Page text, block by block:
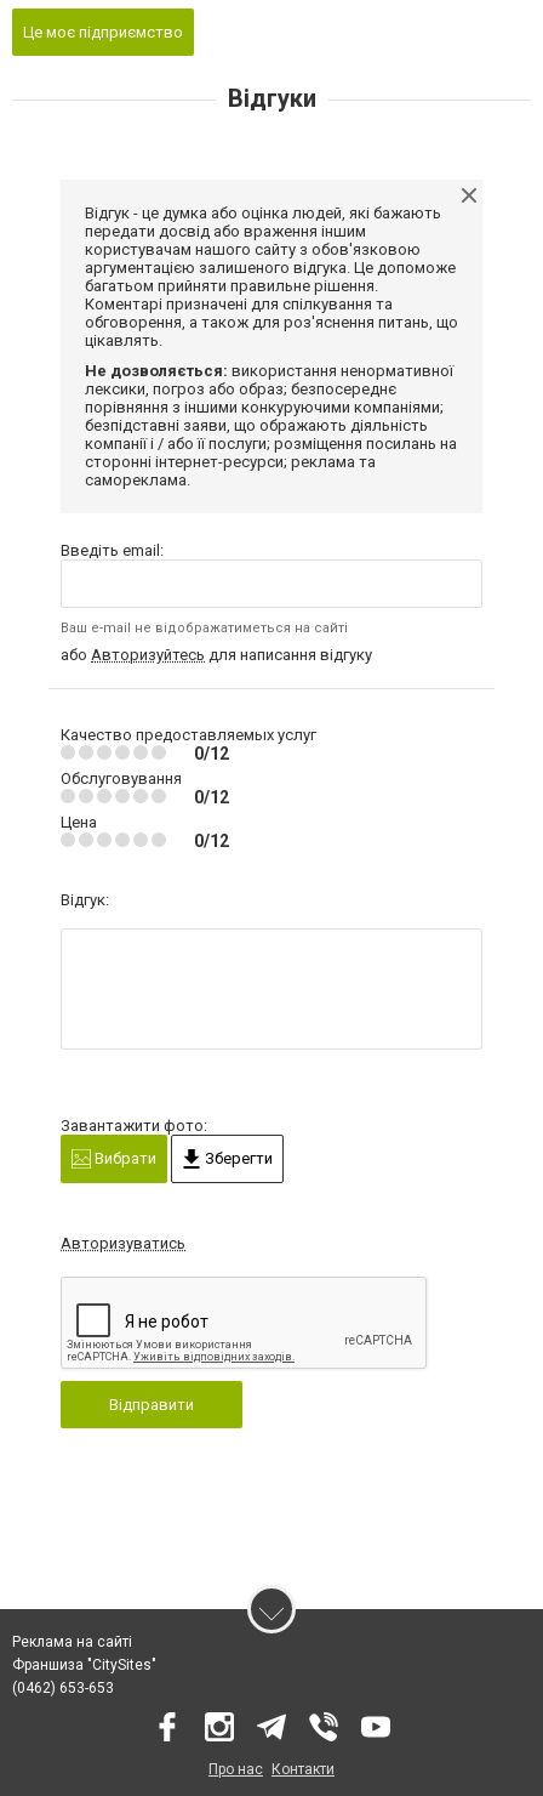
Це моє підприємство
Відгуки
Відгук - це думка або оцінка людей, які бажають
передати досвід або враження іншим
користувачам нашого сайту з обов'язковою
аргументацією залишеного відгука. Це допоможе
багатьом прийняти правильне рішення.
Коментарі призначені для спілкування та
обговорення, а також для роз'яснення питань, що
цікавлять.
Не дозволяється: використання ненормативної
лексики, погроз або образ; безпосереднє
порівняння з іншими конкуруючими компаніями;
безпідставні заяви, що ображають діяльність
компанії і / або її послуги; розміщення посилань на
сторонні інтернет-ресурси; реклама та
самореклама.
Введіть email:
Ваш e-mail не відображатиметься на сайті
або Авторизуйтесь для написання відгуку
Качество предоставляемых услуг
0/12
Обслуговування
0/12
Цена
0/12
Відгук:
Завантажити фото:
Вибрати
Зберегти
Авторизуватись
Відправити
Реклама на сайті
Франшиза "CitySites"
(0462) 653-653
Про нас Контакти